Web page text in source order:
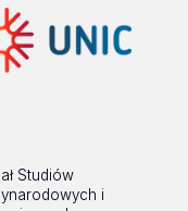
Studiów
i